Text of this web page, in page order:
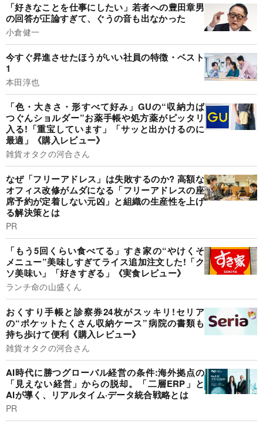
「好きなことを仕事にしたい」若者への豊田章男
の回答が正論すぎて、ぐうの音も出なかった
小倉健一
今すぐ昇進させたほうがいい社員の特徴・ベスト
1
本田淳也
「色・大きさ・形すべて好み」GUの“収納力ば
つぐんショルダー”お薬手帳や処方薬がピッタリ
入る!「重宝しています」「サッと出かけるのに
最適」《購入レビュー》
雑貨オタクの河合さん
なぜ「フリーアドレス」は失敗するのか? 高額な
オフィス改修がムダになる「フリーアドレスの座
席予約が定着しない元凶」と組織の生産性を上げ
る解決策とは
PR
「もう5回くらい食べてる」すき家の“やけくそ
メニュー”美味しすぎてライス追加注文した!「ク
ソ美味い」「好きすぎる」《実食レビュー》
ランチ命の山盛くん
おくすり手帳と診察券24枚がスッキリ!セリア
の“ポケットたくさん収納ケース”病院の書類も
持ち歩けて便利《購入レビュー》
雑貨オタクの河合さん
AI時代に勝つグローバル経営の条件:海外拠点の
「見えない経営」からの脱却。「二層ERP」と
AIが導く、リアルタイム·データ統合戦略とは
PR